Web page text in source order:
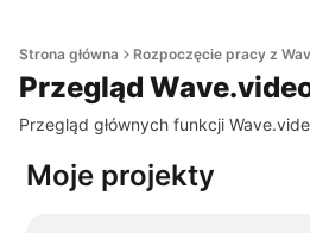
Strona główna Rozpoczęcie pracy z
Przegląd
Przegląd głównych funkcji
Moje projekty